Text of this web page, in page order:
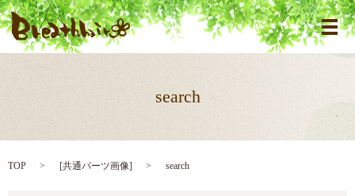
メ
search
TOP [共通パーツ画像] search